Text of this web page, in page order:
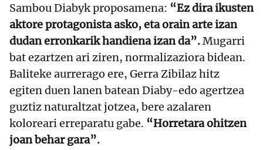
Sambou Diabyk proposamena: “Ez dira ikusten
aktore protagonista asko, eta orain arte izan
dudan erronkarik handiena izan da”. Mugarri
bat ezartzen ari ziren, normalizaziora bidean.
Baliteke aurrerago ere, Gerra Zibilaz hitz
egiten duen lanen batean Diaby-edo agertzea
guztiz naturaltzat jotzea, bere azalaren
koloreari erreparatu gabe. “Horretara ohitzen
joan behar gara”.